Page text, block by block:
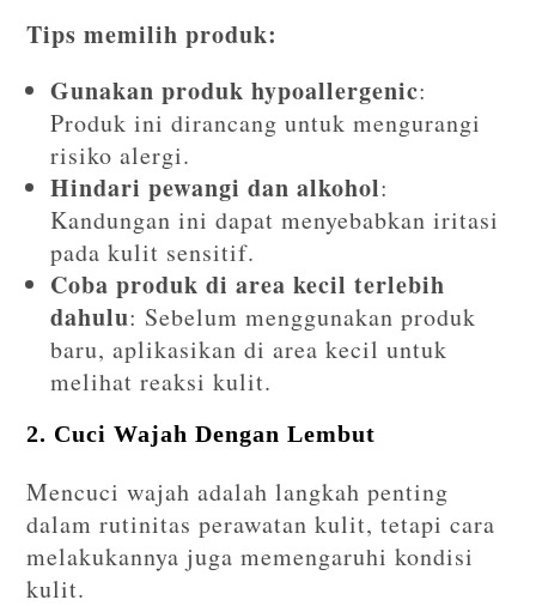
Tips memilih produk:
Gunakan produk hypoallergenic:
Produk ini dirancang untuk mengurangi
risiko alergi.
Hindari pewangi dan alkohol:
Kandungan ini dapat menyebabkan iritasi
pada kulit sensitif.
Coba produk di area kecil terlebih
dahulu: Sebelum menggunakan produk
baru, aplikasikan di area kecil untuk
melihat reaksi kulit.
2. Cuci Wajah Dengan Lembut
Mencuci wajah adalah langkah penting
dalam rutinitas perawatan kulit, tetapi cara
melakukannya juga memengaruhi kondisi
kulit.